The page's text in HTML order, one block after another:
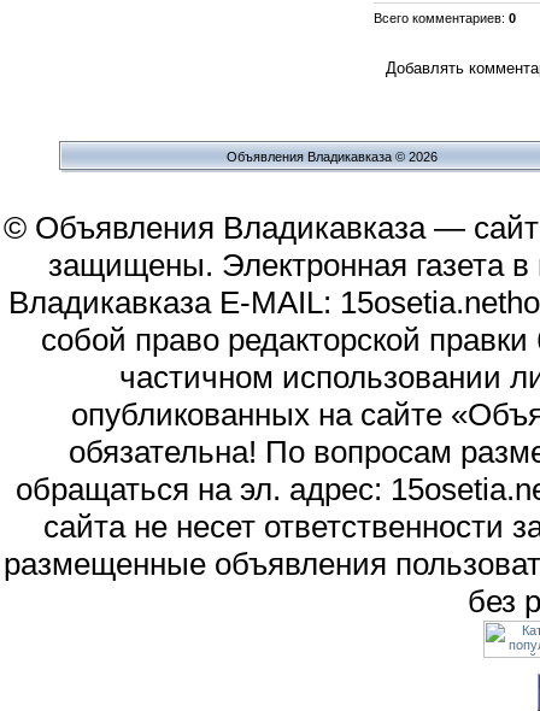
Всего комментариев: 0
Добавлять
Объявления Владикавказа © 2026
© Объявления Владикавказа —
защищены. Электронная газета
Владикавказа E-MAIL:
собой право редакторской
частичном использовании
опубликованных на сайте
обязательна! По вопросам
обращаться на эл. адрес:
сайта не несет
размещенные объявления
без